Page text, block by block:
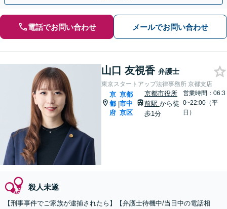
電話でお問い合わせ メールでお問い合わせ
山口 友視香 弁護士
東京スタートアップ法律事務所 京都支店
京
都
府
|
京都
市中
京区
京都市役所
前駅 から徒
歩1分
営業時間：06:3
0~22:00（平
日）
殺人未遂
【刑事事件でご家族が逮捕されたら】【弁護士待機中/当日中の電話相